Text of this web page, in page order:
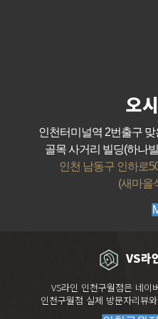
오
인천터미널역 2번출구
골목 사거리 빌딩(하나
인천 남동구 인하로
(새마을
VS라
VS라인 인천구월점은 네이
인천구월점 실제 방문자리뷰